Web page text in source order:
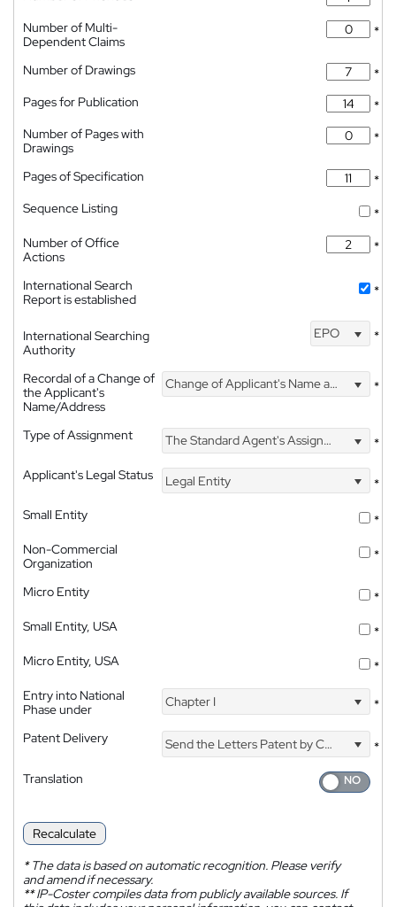
Number of Multi-
Dependent Claims
*
Number of Drawings
*
Pages for Publication
*
Number of Pages with
Drawings
*
Pages of Specification
*
Sequence Listing
*
Number of Office
Actions
*
International Search
Report is established
*
International Searching
Authority
EPO *
Recordal of a Change of
the Applicant's
Name/Address
Change of Applicant's Name and Address *
Type of Assignment The Standard Agent's Assignment
*
Applicant's Legal Status
Legal Entity
*
Small Entity
*
Non-Commercial
Organization
*
Micro Entity
*
Small Entity, USA
*
Micro Entity, USA
*
Entry into National
Phase under
Chapter I *
Patent Delivery Send the Letters Patent by Courier
*
Translation
Recalculate
*The data is based on automatic recognition. Please verify
and amend if necessary.
**IP-Coster compiles data from publicly available sources. If